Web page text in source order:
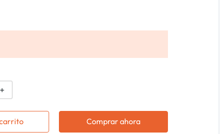
＋
Comprar ahora